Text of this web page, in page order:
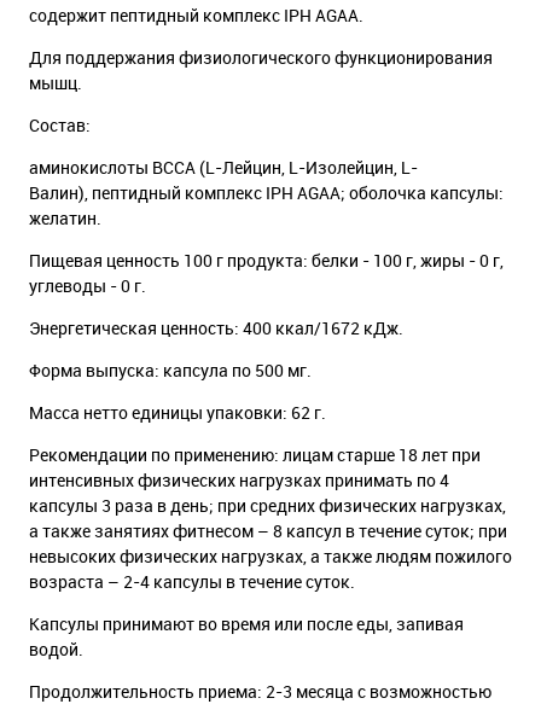
содержит пептидный комплекс IPH AGAA.
Для поддержания физиологического функционирования
мышц.
Cостав:
аминокислоты BCCA (L-Лейцин, L-Изолейцин, L-
Валин), пептидный комплекс IPH AGAA; оболочка капсулы:
желатин.
Пищевая ценность 100 г продукта: белки - 100 г, жиры - 0 г,
углеводы - 0 г.
Энергетическая ценность: 400 ккал/1672 кДж.
Форма выпуска: капсула по 500 мг.
Масса нетто единицы упаковки: 62 г.
Рекомендации по применению: лицам старше 18 лет при
интенсивных физических нагрузках принимать по 4
капсулы 3 раза в день; при средних физических нагрузках,
а также занятиях фитнесом – 8 капсул в течение суток; при
невысоких физических нагрузках, а также людям пожилого
возраста – 2-4 капсулы в течение суток.
Капсулы принимают во время или после еды, запивая
водой.
Продолжительность приема: 2-3 месяца с возможностью